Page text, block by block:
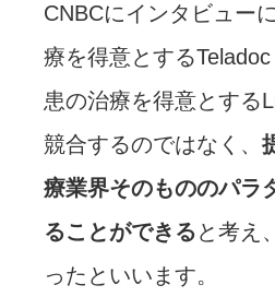
CNBCにインタビュー
療を得意とする
患の治療を得意とする
競合するのではなく、
療業界そのもののパラ
ることができる と考え
ったといいます。